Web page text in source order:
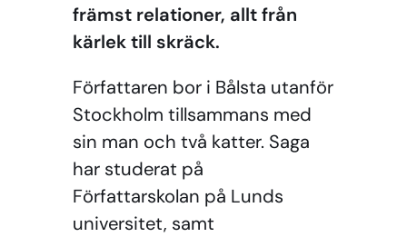
främst relationer, allt från
kärlek till skräck.
Författaren bor i Bålsta utanför
Stockholm tillsammans med
sin man och två katter. Saga
har studerat på
Författarskolan på Lunds
universitet, samt